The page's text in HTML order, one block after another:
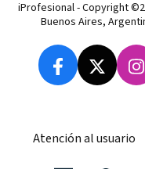
iProfesional - Copyright
Buenos Aires,
Atención al usuario